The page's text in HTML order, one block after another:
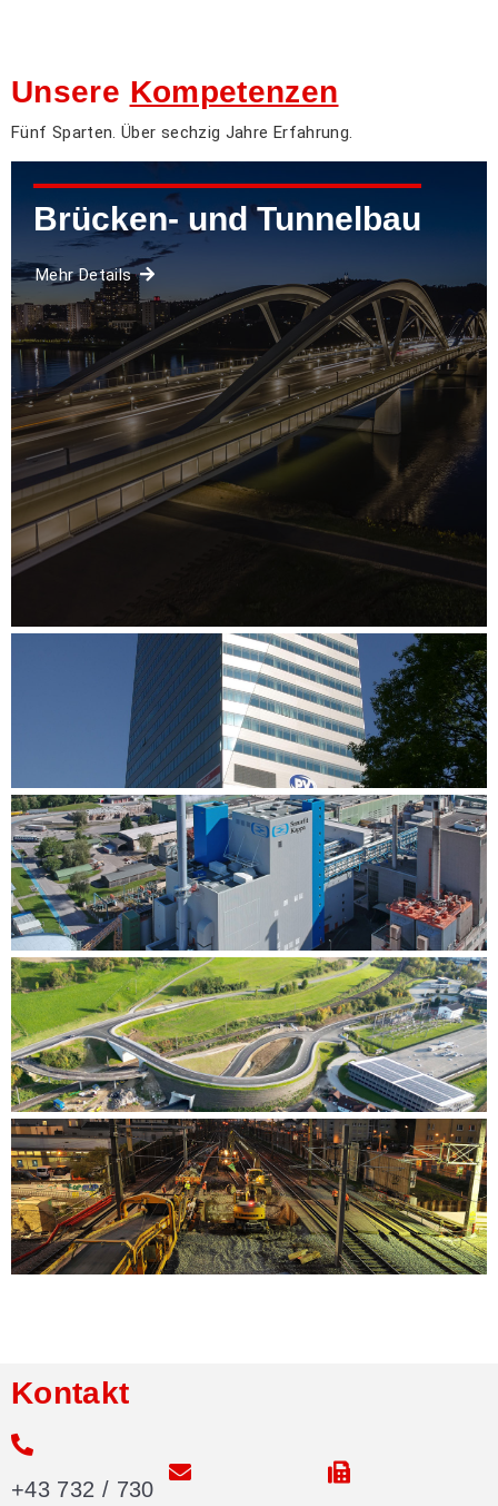
Unsere Kompetenzen
Fünf Sparten. Über sechzig Jahre Erfahrung.
Brücken- und Tunnelbau
Mehr Details
Kontakt
+43 732 / 730